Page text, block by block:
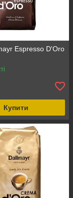
Espresso D'Oro
Купити